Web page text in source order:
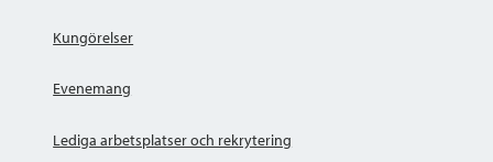
Kungörelser
Evenemang
Lediga arbetsplatser och rekrytering